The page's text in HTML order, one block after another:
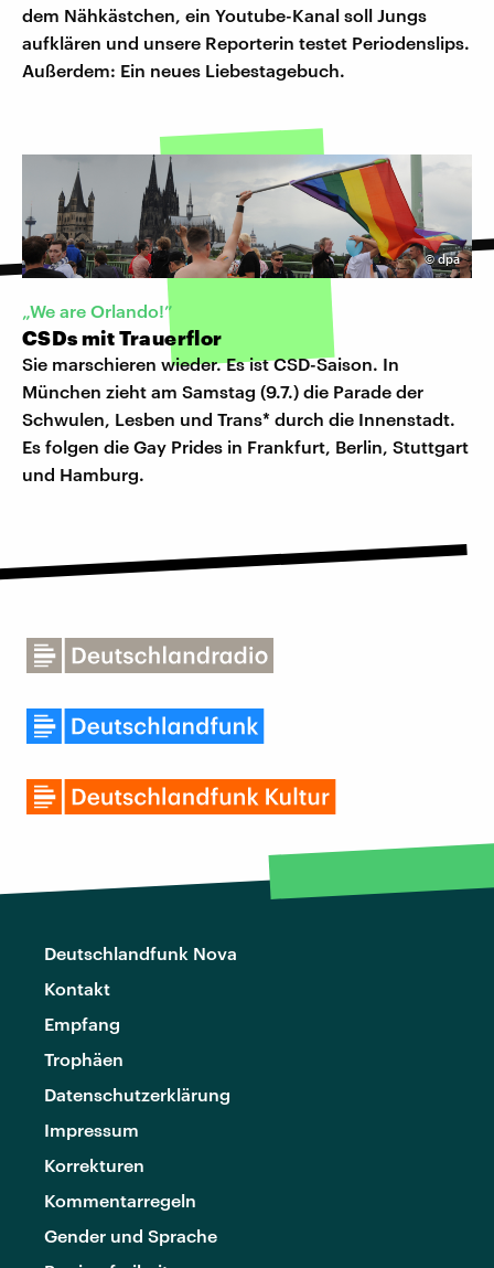
dem Nähkästchen, ein Youtube-Kanal soll Jungs
aufklären und unsere Reporterin testet Periodenslips.
Außerdem: Ein neues Liebestagebuch.
©dpa
„We are Orlando!”
CSDs mit Trauerflor
Sie marschieren wieder. Es ist CSD-Saison. In
München zieht am Samstag (9.7.) die Parade der
Schwulen, Lesben und Trans* durch die Innenstadt.
Es folgen die Gay Prides in Frankfurt, Berlin, Stuttgart
und Hamburg.
Deutschlandfunk Nova
Kontakt
Empfang
Trophäen
Datenschutzerklärung
Impressum
Korrekturen
Kommentarregeln
Gender und Sprache